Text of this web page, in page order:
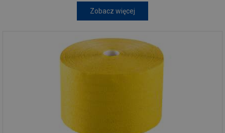
Zobacz więcej